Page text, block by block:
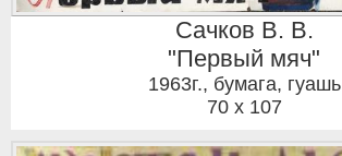
Сачков В. В.
"Первый мяч"
1963г., бумага, гуашь
70 x 107